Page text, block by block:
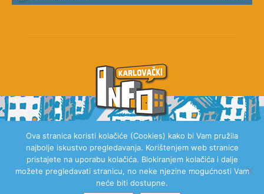
O NAMA
Ova stranica koristi kolačiće (Cookies) kako bi Vam pružila
najbolje iskustvo pregledavanja. Korištenjem web stranice
pristajete na uporabu kolačića. Blokiranjem kolačića i dalje
možete pregledavati stranicu, no neke njezine mogućnosti Vam
neće biti dostupne.